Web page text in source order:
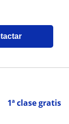
1ª clase gratis